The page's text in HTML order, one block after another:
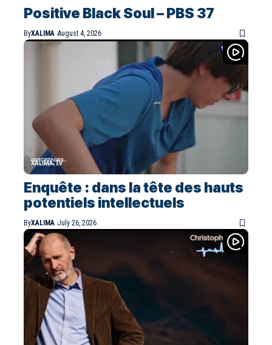
Positive Black Soul – PBS 37
ByXALIMA August 4, 2026
XALIMA TV
Enquête : dans la tête des hauts
potentiels intellectuels
ByXALIMA July 26, 2026